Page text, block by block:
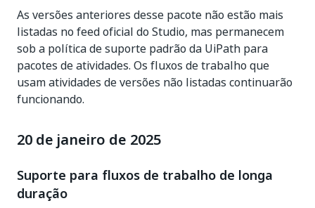
As versões anteriores desse pacote não estão mais
listadas no feed oficial do Studio, mas permanecem
sob a política de suporte padrão da UiPath para
pacotes de atividades. Os fluxos de trabalho que
usam atividades de versões não listadas continuarão
funcionando.
20 de janeiro de 2025
Suporte para fluxos de trabalho de longa
duração